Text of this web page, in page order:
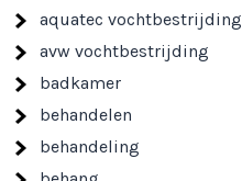
aquatec vochtbestrijding
avw vochtbestrijding
badkamer
behandelen
behandeling